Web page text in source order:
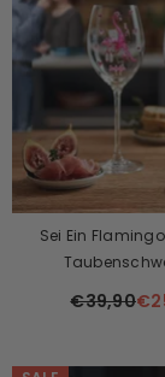
Sei Ein
Personalisiertes
€39,90